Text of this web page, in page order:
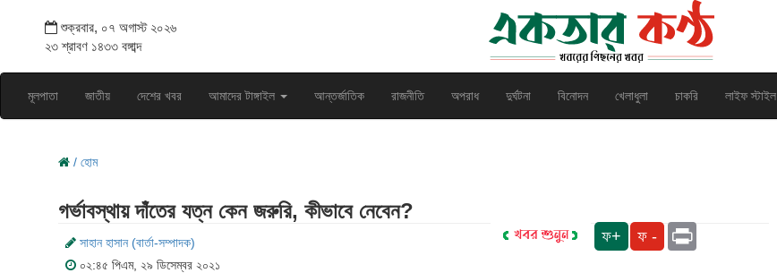
শুক্রবার, ০৭ অগাস্ট ২০২৬
২৩ শ্রাবণ ১৪৩৩ বঙ্গাব্দ
মূলপাতা জাতীয় দেশের খবর আমাদের টাঙ্গাইল আন্তর্জাতিক রাজনীতি অপরাধ দুর্ঘটনা বিনোদন খেলাধুলা চাকরি লাইফ স্টাইল
/ হোম
গর্ভাবস্থায় দাঁতের যত্ন কেন জরুরি, কীভাবে নেবেন?
সাহান হাসান (বার্তা-সম্পাদক)
০২:৪৫ পিএম, ২৯ ডিসেম্বর ২০২১
ফ+ ফ - Print